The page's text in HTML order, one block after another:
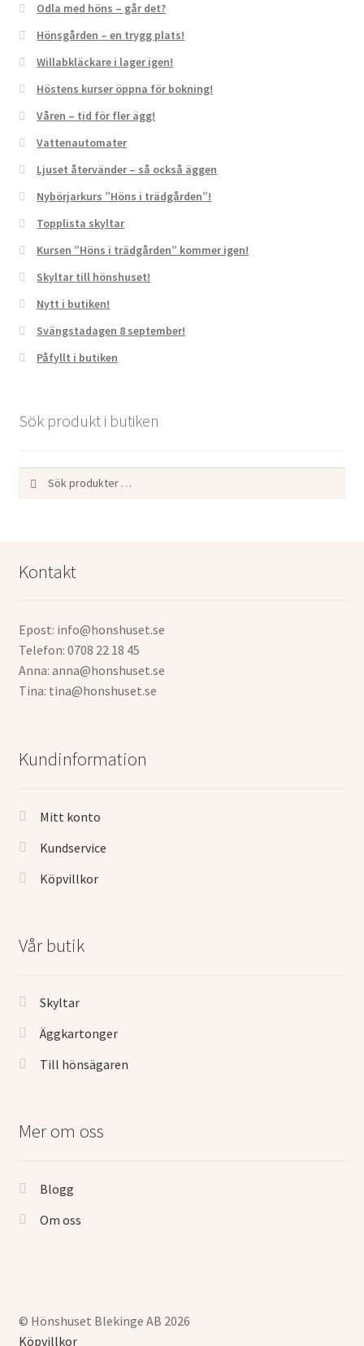
Odla med höns – går det?
Hönsgården – en trygg plats!
Willabkläckare i lager igen!
Höstens kurser öppna för bokning!
Våren – tid för fler ägg!
Vattenautomater
Ljuset återvänder – så också äggen
Nybörjarkurs ”Höns i trädgården”!
Topplista skyltar
Kursen ”Höns i trädgården” kommer igen!
Skyltar till hönshuset!
Nytt i butiken!
Svängstadagen 8 september!
Påfyllt i butiken
Sök produkt i butiken
Kontakt
Epost: info@honshuset.se
Telefon: 0708 22 18 45
Anna: anna@honshuset.se
Tina: tina@honshuset.se
Kundinformation
Mitt konto
Kundservice
Köpvillkor
Vår butik
Skyltar
Äggkartonger
Till hönsägaren
Mer om oss
Blogg
Om oss
© Hönshuset Blekinge AB 2026
Köpvillkor